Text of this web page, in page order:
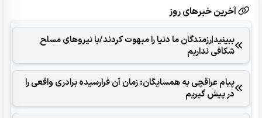
آخرین خبرهای روز
ببینید|رزمندگان ما دنیا را مبهوت کردند/با نیروهای مسلح
شکافی نداریم
پیام عراقچی به همسایگان: زمان آن فرارسیده برادری واقعی را
در پیش گیریم